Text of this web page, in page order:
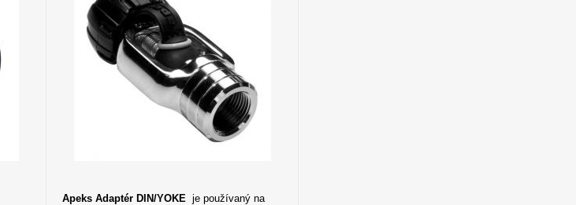
Apeks Adaptér DIN/YOKE je používaný na